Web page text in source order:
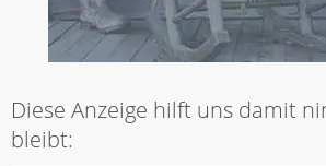
Diese Anzeige hilft uns damit
bleibt: